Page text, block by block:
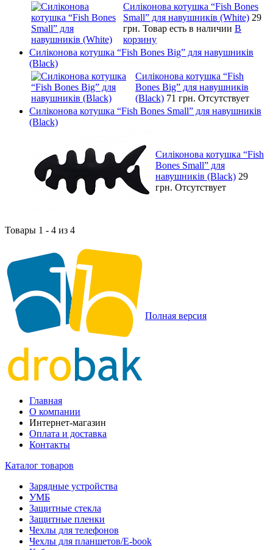
Силіконова котушка “Fish Bones
Small” для навушників (White) 29
грн. Товар есть в наличии В
корзину
Силіконова котушка “Fish Bones Big” для навушників
(Black)
Силіконова котушка “Fish
Bones Big” для навушників
(Black) 71 грн. Отсутствует
Силіконова котушка “Fish Bones Small” для навушників
(Black)
Силіконова котушка “Fish
Bones Small” для
навушників (Black) 29
грн. Отсутствует
Товары 1 - 4 из 4
Полная версия
Главная
О компании
Интернет-магазин
Оплата и доставка
Контакты
Каталог товаров
Зарядные устройства
УМБ
Защитные стекла
Защитные пленки
Чехлы для телефонов
Чехлы для планшетов/E-book